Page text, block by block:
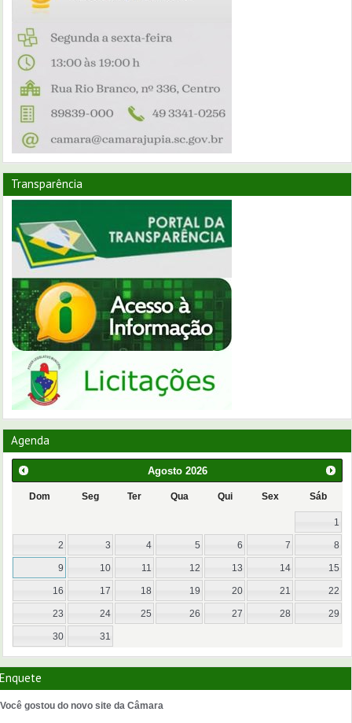
Transparência
Agenda
Agosto 2026
Dom Seg Ter Qua Qui Sex Sáb
1
2 3 4 5 6 7 8
9 10 11 12 13 14 15
16 17 18 19 20 21 22
23 24 25 26 27 28 29
30 31
Enquete
Você gostou do novo site da Câmara